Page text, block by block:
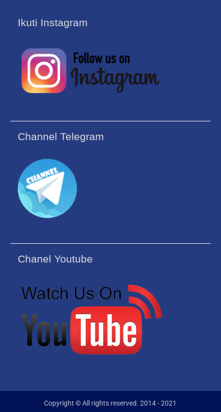
Ikuti Instagram
Channel Telegram
Chanel Youtube
Copyright © All rights reserved. 2014 - 2021